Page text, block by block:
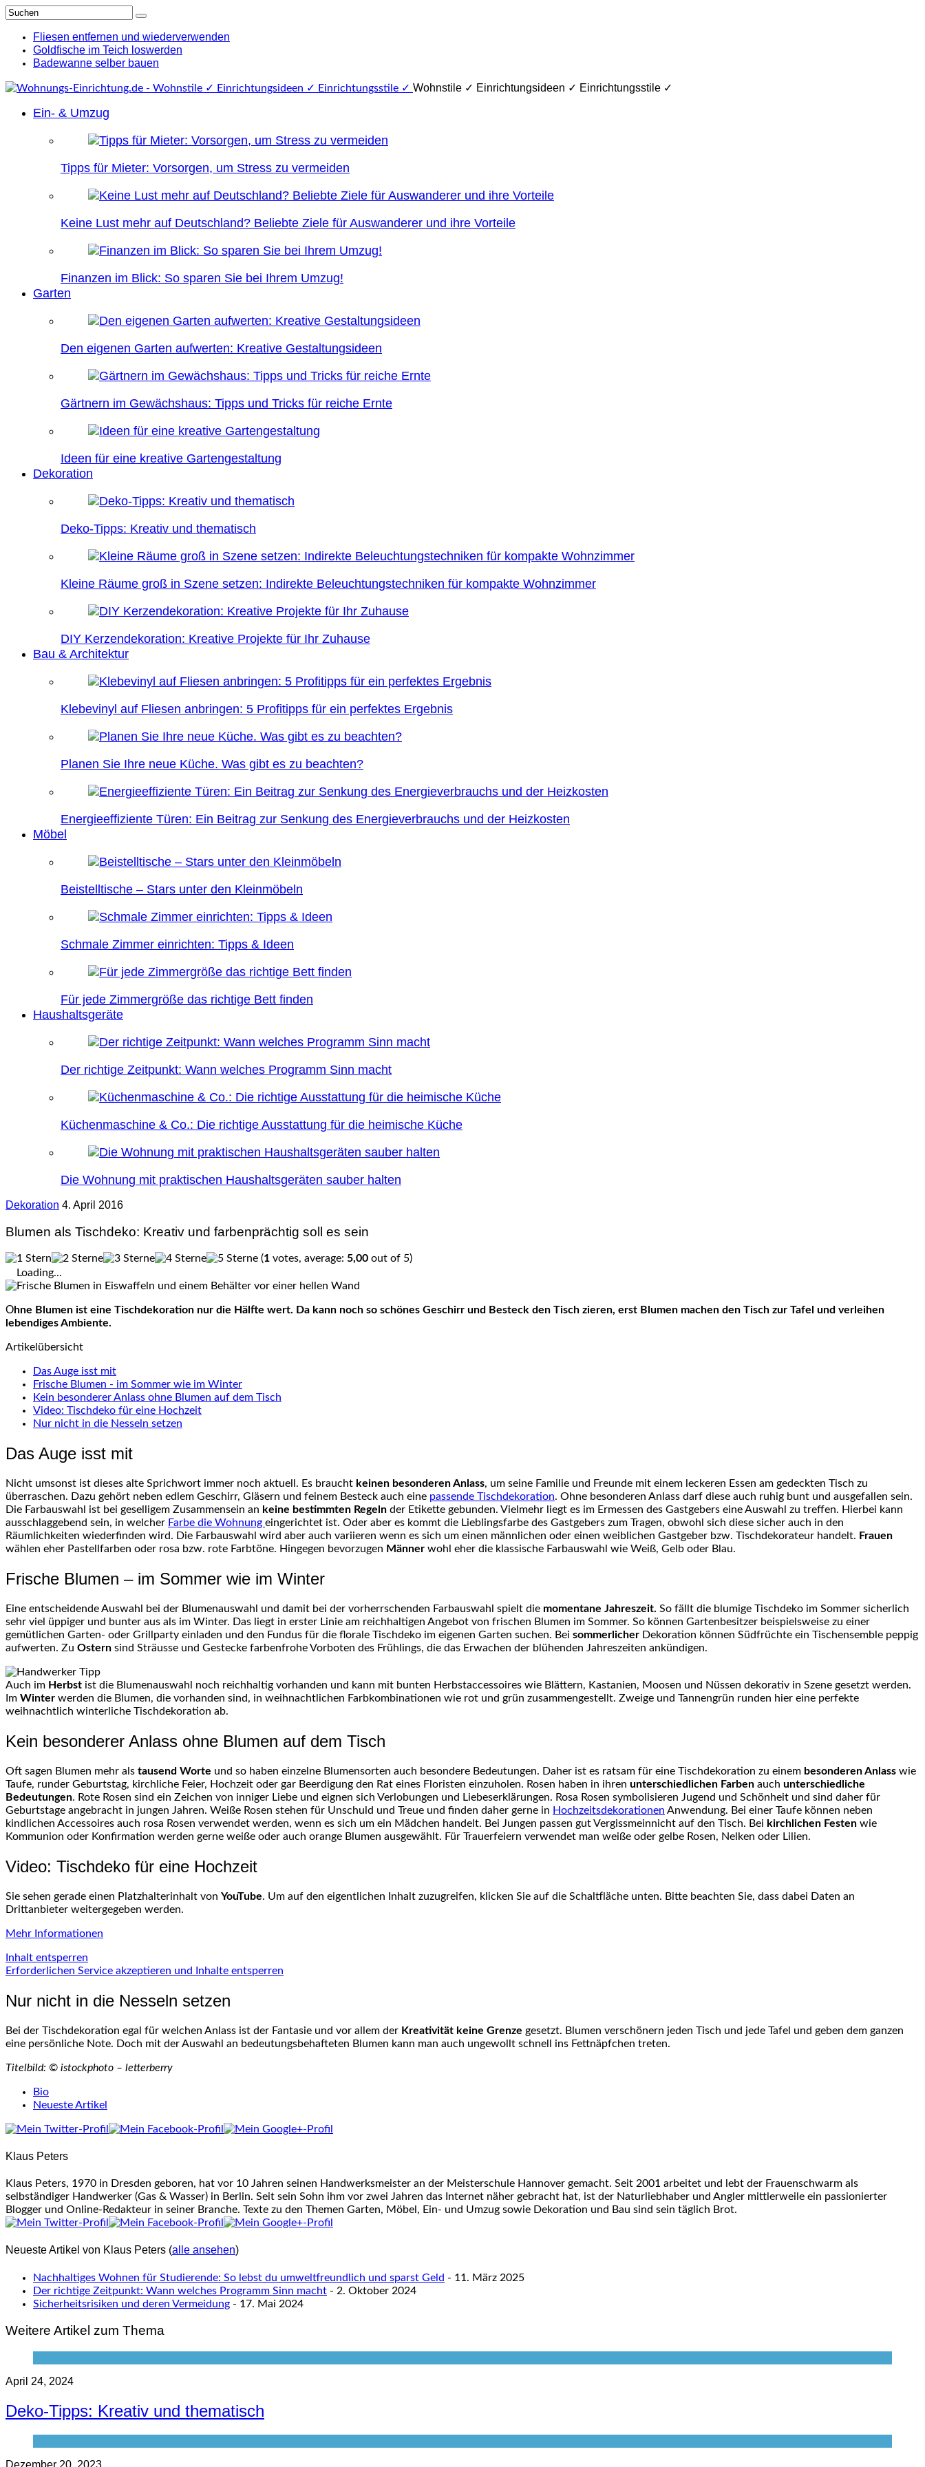
Fliesen entfernen und wiederverwenden
Goldfische im Teich loswerden
Badewanne selber bauen
Wohnstile ✓ Einrichtungsideen ✓ Einrichtungsstile ✓
Ein- & Umzug
Tipps für Mieter: Vorsorgen, um Stress zu vermeiden
Keine Lust mehr auf Deutschland? Beliebte Ziele für Auswanderer und ihre Vorteile
Finanzen im Blick: So sparen Sie bei Ihrem Umzug!
Garten
Den eigenen Garten aufwerten: Kreative Gestaltungsideen
Gärtnern im Gewächshaus: Tipps und Tricks für reiche Ernte
Ideen für eine kreative Gartengestaltung
Dekoration
Deko-Tipps: Kreativ und thematisch
Kleine Räume groß in Szene setzen: Indirekte Beleuchtungstechniken für kompakte Wohnzimmer
DIY Kerzendekoration: Kreative Projekte für Ihr Zuhause
Bau & Architektur
Klebevinyl auf Fliesen anbringen: 5 Profitipps für ein perfektes Ergebnis
Planen Sie Ihre neue Küche. Was gibt es zu beachten?
Energieeffiziente Türen: Ein Beitrag zur Senkung des Energieverbrauchs und der Heizkosten
Möbel
Beistelltische – Stars unter den Kleinmöbeln
Schmale Zimmer einrichten: Tipps & Ideen
Für jede Zimmergröße das richtige Bett finden
Haushaltsgeräte
Der richtige Zeitpunkt: Wann welches Programm Sinn macht
Küchenmaschine & Co.: Die richtige Ausstattung für die heimische Küche
Die Wohnung mit praktischen Haushaltsgeräten sauber halten
Dekoration 4. April 2016
Blumen als Tischdeko: Kreativ und farbenprächtig soll es sein
(1 votes, average: 5,00 out of 5)
Loading...
Ohne Blumen ist eine Tischdekoration nur die Hälfte wert. Da kann noch so schönes Geschirr und Besteck den Tisch zieren, erst Blumen machen den Tisch zur Tafel und verleihen
lebendiges Ambiente.
Artikelübersicht
Das Auge isst mit
Frische Blumen - im Sommer wie im Winter
Kein besonderer Anlass ohne Blumen auf dem Tisch
Video: Tischdeko für eine Hochzeit
Nur nicht in die Nesseln setzen
Das Auge isst mit
Nicht umsonst ist dieses alte Sprichwort immer noch aktuell. Es braucht keinen besonderen Anlass, um seine Familie und Freunde mit einem leckeren Essen am gedeckten Tisch zu
überraschen. Dazu gehört neben edlem Geschirr, Gläsern und feinem Besteck auch eine passende Tischdekoration. Ohne besonderen Anlass darf diese auch ruhig bunt und ausgefallen sein.
Die Farbauswahl ist bei geselligem Zusammensein an keine bestimmten Regeln der Etikette gebunden. Vielmehr liegt es im Ermessen des Gastgebers eine Auswahl zu treffen. Hierbei kann
ausschlaggebend sein, in welcher Farbe die Wohnung eingerichtet ist. Oder aber es kommt die Lieblingsfarbe des Gastgebers zum Tragen, obwohl sich diese sicher auch in den
Räumlichkeiten wiederfinden wird. Die Farbauswahl wird aber auch variieren wenn es sich um einen männlichen oder einen weiblichen Gastgeber bzw. Tischdekorateur handelt. Frauen
wählen eher Pastellfarben oder rosa bzw. rote Farbtöne. Hingegen bevorzugen Männer wohl eher die klassische Farbauswahl wie Weiß, Gelb oder Blau.
Frische Blumen – im Sommer wie im Winter
Eine entscheidende Auswahl bei der Blumenauswahl und damit bei der vorherrschenden Farbauswahl spielt die momentane Jahreszeit. So fällt die blumige Tischdeko im Sommer sicherlich
sehr viel üppiger und bunter aus als im Winter. Das liegt in erster Linie am reichhaltigen Angebot von frischen Blumen im Sommer. So können Gartenbesitzer beispielsweise zu einer
gemütlichen Garten- oder Grillparty einladen und den Fundus für die florale Tischdeko im eigenen Garten suchen. Bei sommerlicher Dekoration können Südfrüchte ein Tischensemble peppig
aufwerten. Zu Ostern sind Sträusse und Gestecke farbenfrohe Vorboten des Frühlings, die das Erwachen der blühenden Jahreszeiten ankündigen.
Auch im Herbst ist die Blumenauswahl noch reichhaltig vorhanden und kann mit bunten Herbstaccessoires wie Blättern, Kastanien, Moosen und Nüssen dekorativ in Szene gesetzt werden.
Im Winter werden die Blumen, die vorhanden sind, in weihnachtlichen Farbkombinationen wie rot und grün zusammengestellt. Zweige und Tannengrün runden hier eine perfekte
weihnachtlich winterliche Tischdekoration ab.
Kein besonderer Anlass ohne Blumen auf dem Tisch
Oft sagen Blumen mehr als tausend Worte und so haben einzelne Blumensorten auch besondere Bedeutungen. Daher ist es ratsam für eine Tischdekoration zu einem besonderen Anlass wie
Taufe, runder Geburtstag, kirchliche Feier, Hochzeit oder gar Beerdigung den Rat eines Floristen einzuholen. Rosen haben in ihren unterschiedlichen Farben auch unterschiedliche
Bedeutungen. Rote Rosen sind ein Zeichen von inniger Liebe und eignen sich Verlobungen und Liebeserklärungen. Rosa Rosen symbolisieren Jugend und Schönheit und sind daher für
Geburtstage angebracht in jungen Jahren. Weiße Rosen stehen für Unschuld und Treue und finden daher gerne in Hochzeitsdekorationen Anwendung. Bei einer Taufe können neben
kindlichen Accessoires auch rosa Rosen verwendet werden, wenn es sich um ein Mädchen handelt. Bei Jungen passen gut Vergissmeinnicht auf den Tisch. Bei kirchlichen Festen wie
Kommunion oder Konfirmation werden gerne weiße oder auch orange Blumen ausgewählt. Für Trauerfeiern verwendet man weiße oder gelbe Rosen, Nelken oder Lilien.
Video: Tischdeko für eine Hochzeit
Sie sehen gerade einen Platzhalterinhalt von YouTube. Um auf den eigentlichen Inhalt zuzugreifen, klicken Sie auf die Schaltfläche unten. Bitte beachten Sie, dass dabei Daten an
Drittanbieter weitergegeben werden.
Mehr Informationen
Inhalt entsperren
Erforderlichen Service akzeptieren und Inhalte entsperren
Nur nicht in die Nesseln setzen
Bei der Tischdekoration egal für welchen Anlass ist der Fantasie und vor allem der Kreativität keine Grenze gesetzt. Blumen verschönern jeden Tisch und jede Tafel und geben dem ganzen
eine persönliche Note. Doch mit der Auswahl an bedeutungsbehafteten Blumen kann man auch ungewollt schnell ins Fettnäpfchen treten.
Titelbild: © istockphoto – letterberry
following
tabs
content
Bio
Neueste Artikel
Klaus Peters
Klaus Peters, 1970 in Dresden geboren, hat vor 10 Jahren seinen Handwerksmeister an der Meisterschule Hannover gemacht. Seit 2001 arbeitet und lebt der Frauenschwarm als
selbständiger Handwerker (Gas & Wasser) in Berlin. Seit sein Sohn ihm vor zwei Jahren das Internet näher gebracht hat, ist der Naturliebhaber und Angler mittlerweile ein passionierter
Blogger und Online-Redakteur in seiner Branche. Texte zu den Themen Garten, Möbel, Ein- und Umzug sowie Dekoration und Bau sind sein täglich Brot.
Neueste Artikel von Klaus Peters (alle ansehen)
Nachhaltiges Wohnen für Studierende: So lebst du umweltfreundlich und sparst Geld - 11. März 2025
Der richtige Zeitpunkt: Wann welches Programm Sinn macht - 2. Oktober 2024
Sicherheitsrisiken und deren Vermeidung - 17. Mai 2024
Weitere Artikel zum Thema
April 24, 2024
Deko-Tipps: Kreativ und thematisch
Dezember 20, 2023